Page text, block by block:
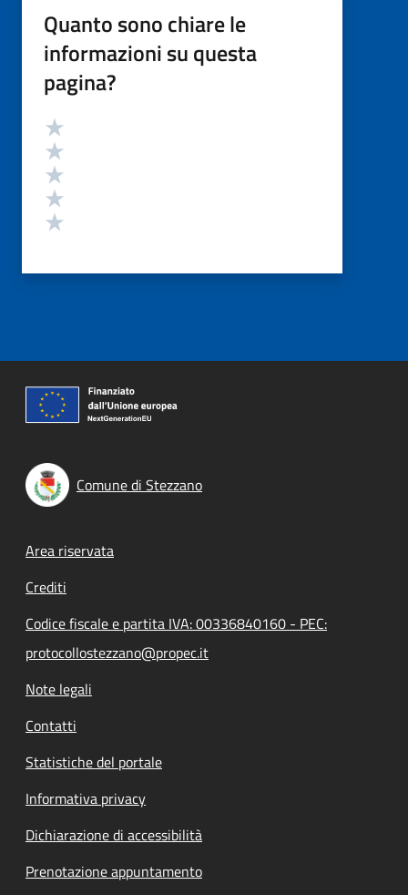
Quanto sono chiare le
informazioni su questa
pagina?
Valutazione
Comune di Stezzano
Footer menu
Area riservata
Crediti
Codice fiscale e partita IVA: 00336840160 - PEC:
protocollostezzano@propec.it
Note legali
Contatti
Statistiche del portale
Informativa privacy
Dichiarazione di accessibilità
Prenotazione appuntamento